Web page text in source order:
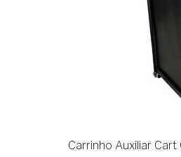
Carrinho Auxiliar